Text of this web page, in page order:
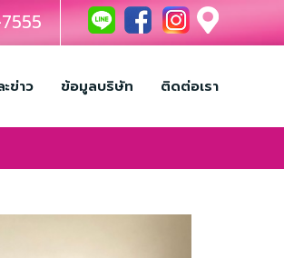
ข่าว ข้อมูลบริษัท ติดต่อเรา